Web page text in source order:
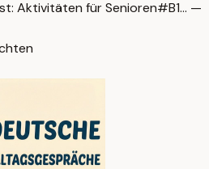
Aktivitäten für Senioren#B1… —